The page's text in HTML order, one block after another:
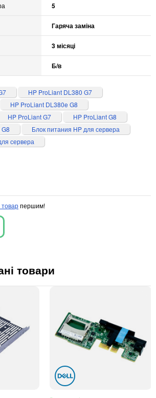
5
Гаряча заміна
3 місяці
Б/в
HP ProLiant DL380 G7
HP ProLiant DL380e G8
HP ProLiant G7
HP ProLiant G8
Блок питания HP для сервера
сервера
товарпершим!
товари